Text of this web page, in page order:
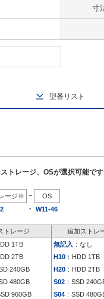
寸
型番リスト
トレージ、OSが選択可能です
ージ※ −
OS
- W11-46
トレージ 追加ストレ
1TB 無記入 ：なし
2TB H10 ：HDD 1TB
240GB H20 ：HDD 2TB
480GB S02 ：SSD
960GB S04 ：SSD